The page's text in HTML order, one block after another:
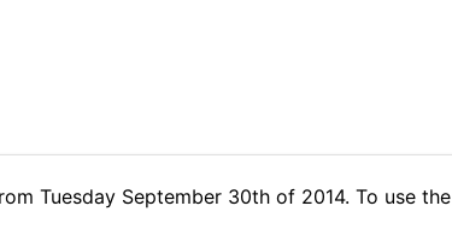
Tuesday September 30th of 2014. To use